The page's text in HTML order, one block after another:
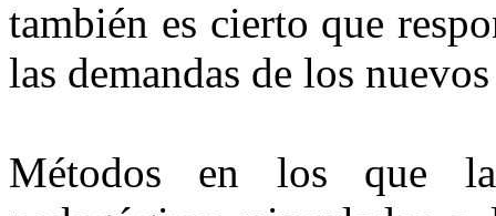
también es cierto que
las demandas de los
Métodos en los que